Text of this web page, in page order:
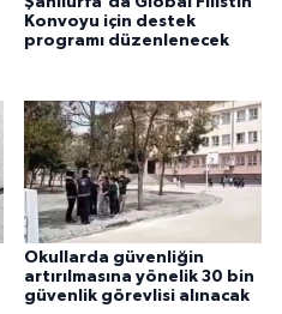
Konvoyu için destek
programı düzenlenecek
Okullarda güvenliğin
artırılmasına yönelik 30 bin
güvenlik görevlisi alınacak